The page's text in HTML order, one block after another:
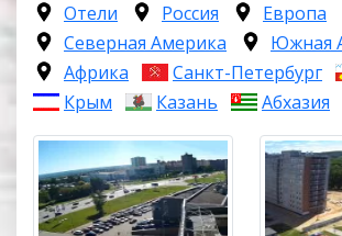
Отели Россия Европа
Северная Америка
Южная
Африка
Санкт-Петербург
Крым
Казань Абхазия